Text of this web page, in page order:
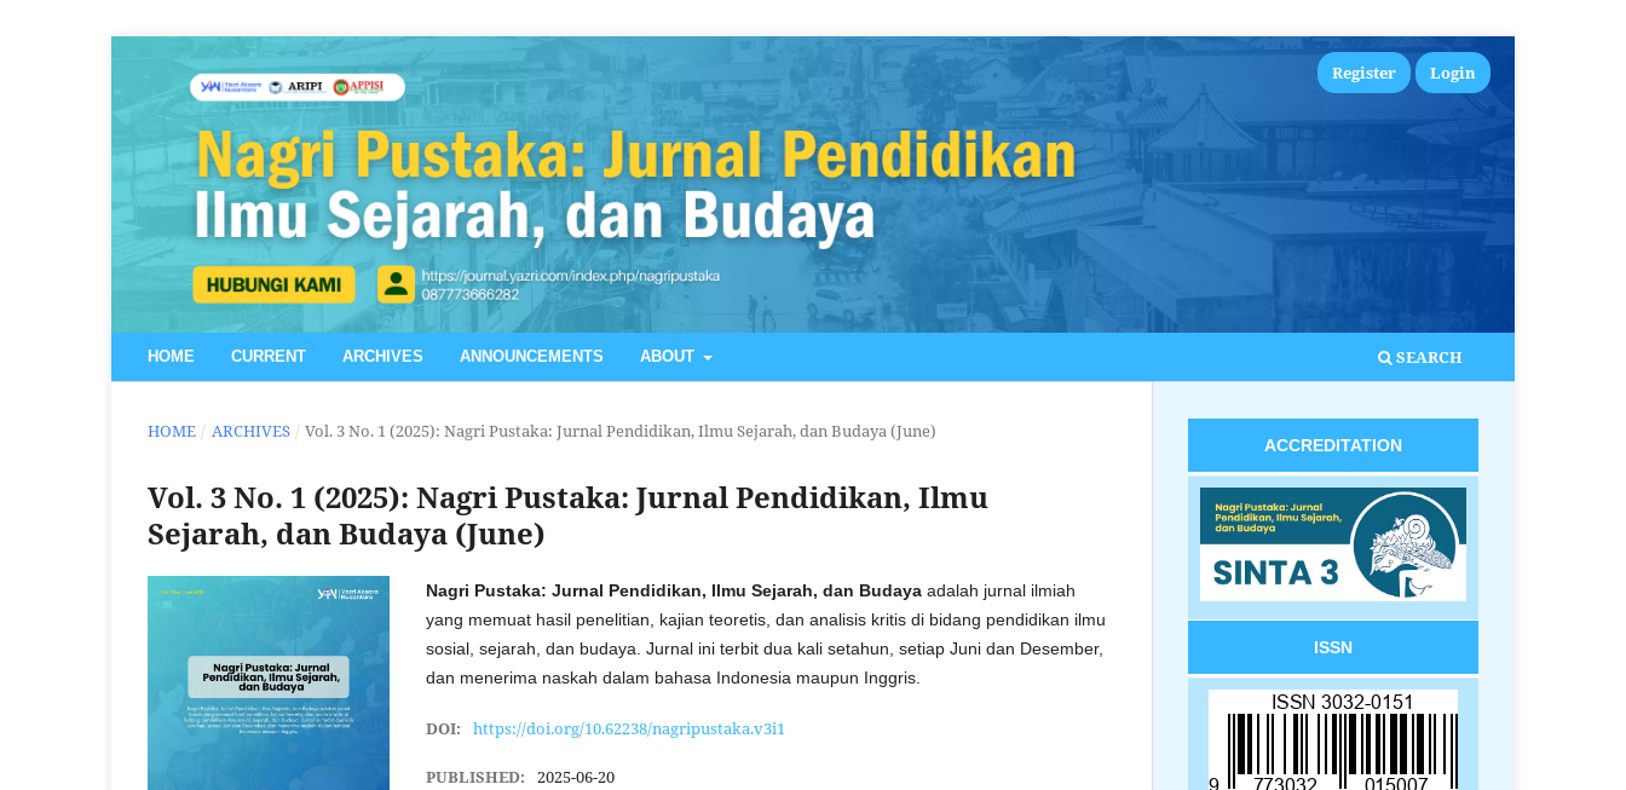
HOME CURRENT ARCHIVES ANNOUNCEMENTS ABOUT SEARCH
Register Login
HOME / ARCHIVES / Vol. 3 No. 1 (2025): Nagri Pustaka: Jurnal Pendidikan, Ilmu Sejarah, dan Budaya (June)
Vol. 3 No. 1 (2025): Nagri Pustaka: Jurnal Pendidikan, Ilmu
Sejarah, dan Budaya (June)
Nagri Pustaka: Jurnal Pendidikan, Ilmu Sejarah, dan Budaya adalah jurnal ilmiah
yang memuat hasil penelitian, kajian teoretis, dan analisis kritis di bidang pendidikan ilmu
sosial, sejarah, dan budaya. Jurnal ini terbit dua kali setahun, setiap Juni dan Desember,
dan menerima naskah dalam bahasa Indonesia maupun Inggris.
DOI: https://doi.org/10.62238/nagripustaka.v3i1
PUBLISHED: 2025-06-20
ACCREDITATION
ISSN